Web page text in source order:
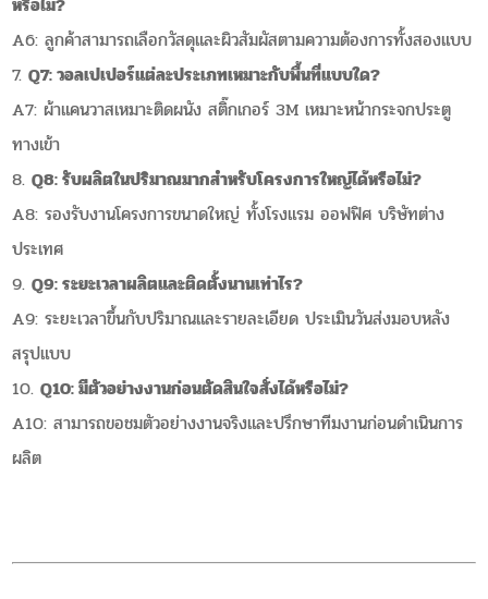
A6: ลูกค้าสามารถเลือกวัสดุและผิวสัมผัสตามความต้องการทั้งสองแบบ
Q7: วอลเปเปอร์แต่ละประเภทเหมาะกับพื้นที่แบบใด?
A7: ผ้าแคนวาสเหมาะติดผนัง สติ๊กเกอร์ 3M เหมาะหน้ากระจกประตู
ทางเข้า
Q8: รับผลิตในปริมาณมากสำหรับโครงการใหญ่ได้หรือไม่?
A8: รองรับงานโครงการขนาดใหญ่ ทั้งโรงแรม ออฟฟิศ บริษัทต่าง
ประเทศ
Q9: ระยะเวลาผลิตและติดตั้งนานเท่าไร?
A9: ระยะเวลาขึ้นกับปริมาณและรายละเอียด ประเมินวันส่งมอบหลัง
สรุปแบบ
Q10: มีตัวอย่างงานก่อนตัดสินใจสั่งได้หรือไม่?
A10: สามารถขอชมตัวอย่างงานจริงและปรึกษาทีมงานก่อนดำเนินการ
ผลิต